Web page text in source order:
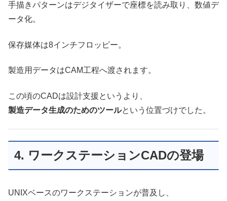
手描きパターンはデジタイザーで座標を読み取り、数値デ
ータ化。
保存媒体は8インチフロッピー。
製造用データはCAM工程へ渡されます。
この頃のCADは設計支援というより、
製造データ生成のためのツールという位置づけでした。
4. ワークステーションCADの登場
UNIXベースのワークステーションが普及し、